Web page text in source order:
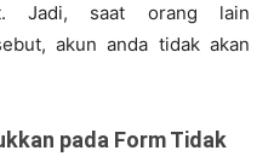
Jadi, saat orang lain
akun anda tidak akan
pada Form Tidak